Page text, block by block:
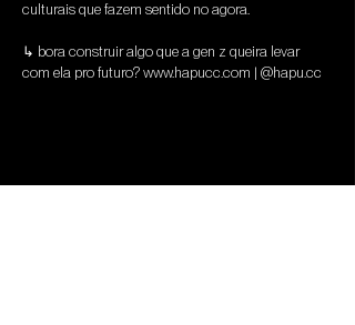
culturais que fazem sentido no agora.
↳ bora construir algo que a gen z queira levar
com ela pro futuro? www.hapucc.com | @hapu.cc